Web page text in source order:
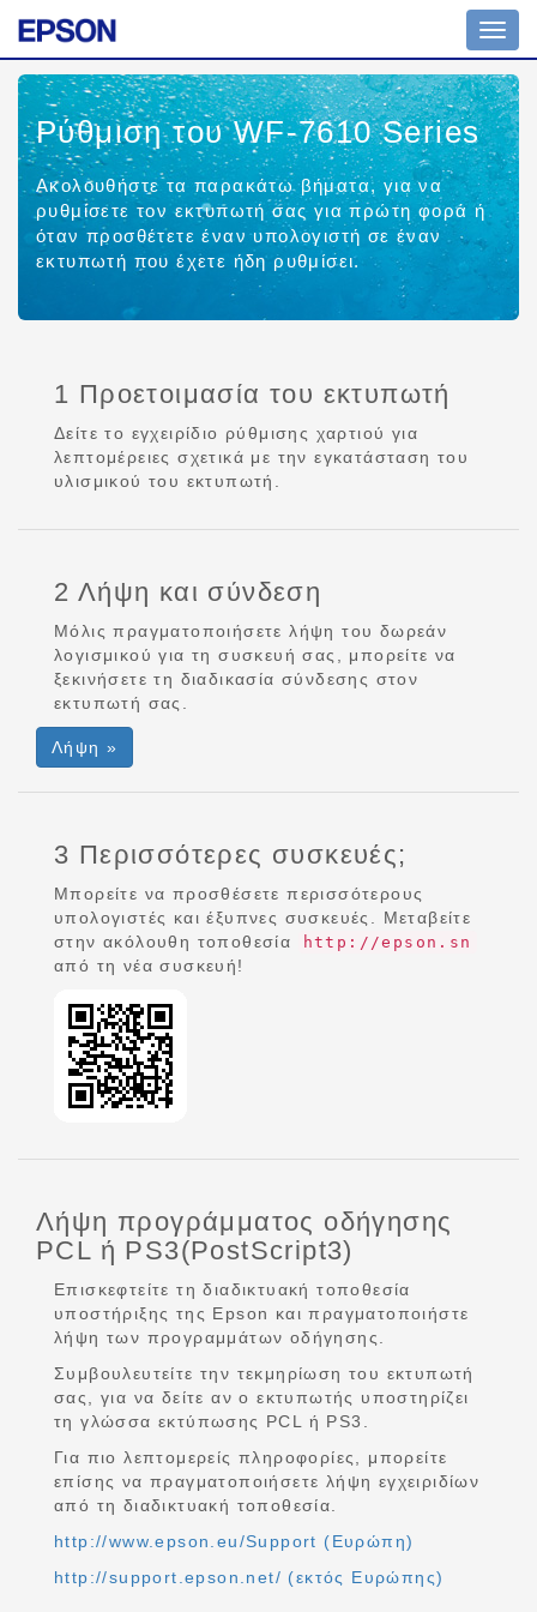
Ρύθμιση του WF-7610 Series
Ακολουθήστε τα παρακάτω βήματα, για να
ρυθμίσετε τον εκτυπωτή σας για πρώτη φορά ή
όταν προσθέτετε έναν υπολογιστή σε έναν
εκτυπωτή που έχετε ήδη ρυθμίσει.
1 Προετοιμασία του εκτυπωτή
Δείτε το εγχειρίδιο ρύθμισης χαρτιού για
λεπτομέρειες σχετικά με την εγκατάσταση του
υλισμικού του εκτυπωτή.
2 Λήψη και σύνδεση
Μόλις πραγματοποιήσετε λήψη του δωρεάν
λογισμικού για τη συσκευή σας, μπορείτε να
ξεκινήσετε τη διαδικασία σύνδεσης στον
εκτυπωτή σας.
Λήψη »
3 Περισσότερες συσκευές;
Μπορείτε να προσθέσετε περισσότερους
υπολογιστές και έξυπνες συσκευές. Μεταβείτε
στην ακόλουθη τοποθεσία
http://epson.sn
από τη νέα συσκευή!
Λήψη προγράμματος οδήγησης
PCL ή PS3(PostScript3)
Επισκεφτείτε τη διαδικτυακή τοποθεσία
υποστήριξης της Epson και πραγματοποιήστε
λήψη των προγραμμάτων οδήγησης.
Συμβουλευτείτε την τεκμηρίωση του εκτυπωτή
σας, για να δείτε αν ο εκτυπωτής υποστηρίζει
τη γλώσσα εκτύπωσης PCL ή PS3.
Για πιο λεπτομερείς πληροφορίες, μπορείτε
επίσης να πραγματοποιήσετε λήψη εγχειριδίων
από τη διαδικτυακή τοποθεσία.
http://www.epson.eu/Support (Ευρώπη)
http://support.epson.net/ (εκτός Ευρώπης)